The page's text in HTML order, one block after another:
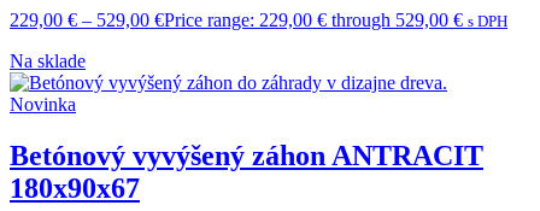
229,00 € – 529,00 €Price range: 229,00 € through 529,00 € s DPH
Na sklade
Novinka
Betónový vyvýšený záhon ANTRACIT
180x90x67